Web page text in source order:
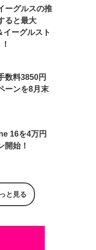
ーグルスの推
ると最大
イーグルスト
数料3850円
ーンを8月末
16を4万円
開始！
と見る